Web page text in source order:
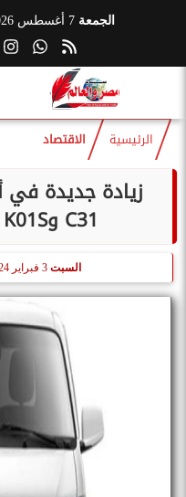
الجمعة 7 أغسطس 2026
الرئيسية الاقتصاد
زيادة جديدة في
C31 وK01S خلال شهر فبراير
السبت 3 فبراير 2024